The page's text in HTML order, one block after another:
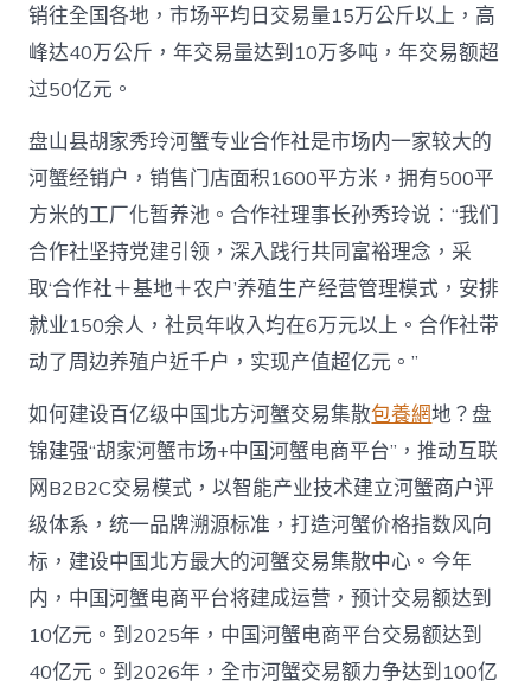
销往全国各地，市场平均日交易量15万公斤以上，高
峰达40万公斤，年交易量达到10万多吨，年交易额超
过50亿元。
盘山县胡家秀玲河蟹专业合作社是市场内一家较大的
河蟹经销户，销售门店面积1600平方米，拥有500平
方米的工厂化暂养池。合作社理事长孙秀玲说：“我们
合作社坚持党建引领，深入践行共同富裕理念，采
取‘合作社＋基地＋农户’养殖生产经营管理模式，安排
就业150余人，社员年收入均在6万元以上。合作社带
动了周边养殖户近千户，实现产值超亿元。”
如何建设百亿级中国北方河蟹交易集散包養網地？盘
锦建强“胡家河蟹市场+中国河蟹电商平台”，推动互联
网B2B2C交易模式，以智能产业技术建立河蟹商户评
级体系，统一品牌溯源标准，打造河蟹价格指数风向
标，建设中国北方最大的河蟹交易集散中心。今年
内，中国河蟹电商平台将建成运营，预计交易额达到
10亿元。到2025年，中国河蟹电商平台交易额达到
40亿元。到2026年，全市河蟹交易额力争达到100亿